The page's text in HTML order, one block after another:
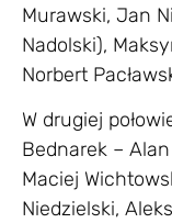
Murawski, Jan
Nadolski),
Norbert
W drugiej
Bednarek –
Maciej
Niedzielski,